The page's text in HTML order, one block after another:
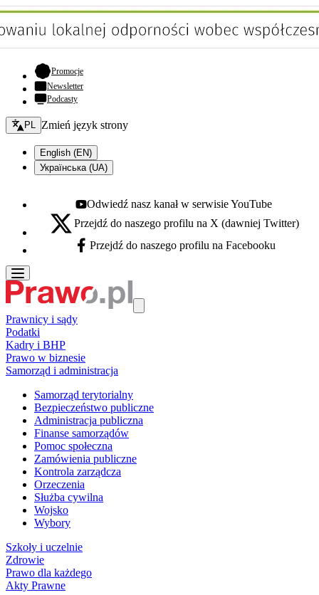
Promocje- otwiera się w nowej karcie
Newsletter
Podcasty
Zmień język - bieżący:
PL Zmień język strony
English (EN)
Українська (UA)
Youtube - otwiera się w nowej karcie
Odwiedź nasz kanał w serwisie YouTube
X - otwiera się w nowej karcie
Przejdź do naszego profilu na X (dawniej Twitter)
Facebook - otwiera się w nowej karcie
Przejdź do naszego profilu na Facebooku
Prawnicy i sądy
Podatki
Kadry i BHP
Prawo w biznesie
Samorząd i administracja
Samorząd terytorialny
Bezpieczeństwo publiczne
Administracja publiczna
Finanse samorządów
Pomoc społeczna
Zamówienia publiczne
Kontrola zarządcza
Orzeczenia
Służba cywilna
Wojsko
Wybory
Szkoły i uczelnie
Zdrowie
Prawo dla każdego
Akty Prawne